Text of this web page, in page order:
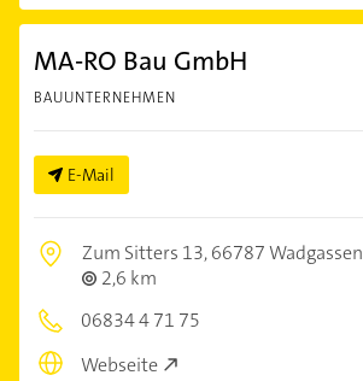
MA-RO Bau GmbH
BAUUNTERNEHMEN
E-Mail
Zum Sitters 13,66787 Wadgassen
2,6 km
06834 4 71 75
Webseite